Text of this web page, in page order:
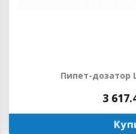
Пипет-дозатор
3